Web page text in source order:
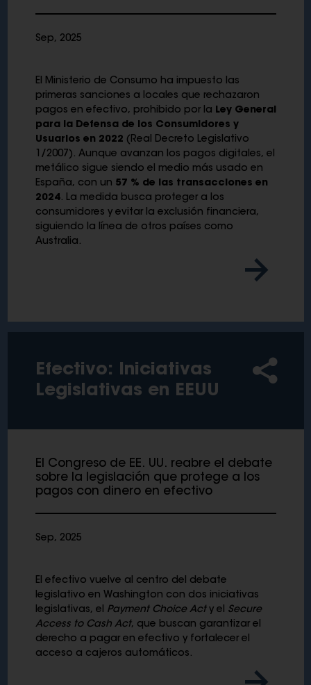
Sep, 2025
El Ministerio de Consumo ha impuesto las
primeras sanciones a locales que rechazaron
pagos en efectivo, prohibido por la Ley General
para la Defensa de los Consumidores y
Usuarios en 2022 (Real Decreto Legislativo
1/2007). Aunque avanzan los pagos digitales, el
metálico sigue siendo el medio más usado en
España, con un 57 % de las transacciones en
2024. La medida busca proteger a los
consumidores y evitar la exclusión financiera,
siguiendo la línea de otros países como
Australia.
Efectivo: Iniciativas
Legislativas en EEUU
El Congreso de EE. UU. reabre el debate
sobre la legislación que protege a los
pagos con dinero en efectivo
Sep, 2025
El efectivo vuelve al centro del debate
legislativo en Washington con dos iniciativas
legislativas, el Payment Choice Acty el Secure
Access to Cash Act, que buscan garantizar el
derecho a pagar en efectivo y fortalecer el
acceso a cajeros automáticos.